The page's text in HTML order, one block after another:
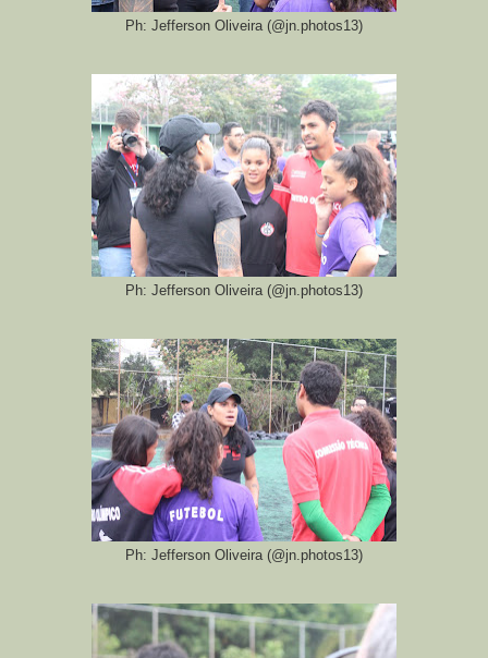
Ph: Jefferson Oliveira (@jn.photos13)
Ph: Jefferson Oliveira (@jn.photos13)
Ph: Jefferson Oliveira (@jn.photos13)